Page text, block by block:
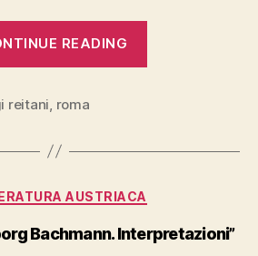
READING
reitani roma
Categories
AUSTRIACA
Bachmann. Interpretazioni”